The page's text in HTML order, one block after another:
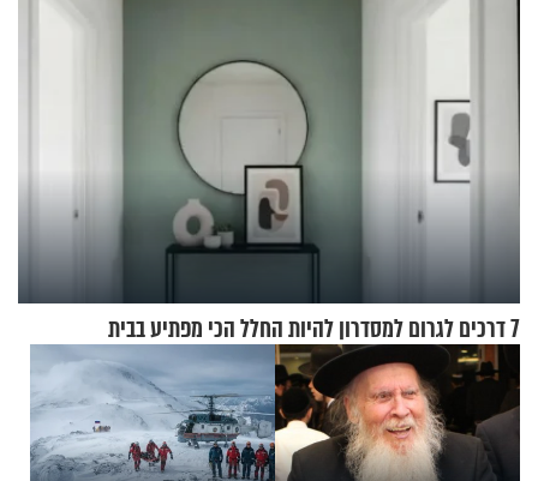
7 דרכים לגרום למסדרון להיות החלל הכי מפתיע בבית